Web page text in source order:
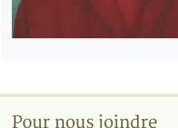
Pour nous joindre